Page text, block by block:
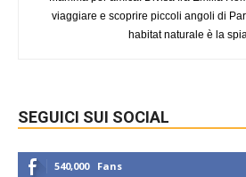
viaggiare e scoprire piccoli angoli di
habitat naturale è la
SEGUICI SUI SOCIAL
540,000 Fans